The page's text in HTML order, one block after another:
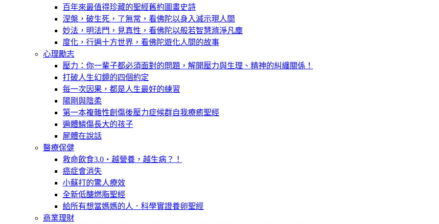
百年來最值得珍藏的聖經舊約圖畫史詩
涅槃，破生死，了無常，看佛陀以身入滅示現人間
妙法，明法門，見真性，看佛陀以般若智慧滌淨凡塵
度化，行遍十方世界，看佛陀遊化人間的故事
心理勵志
壓力：你一輩子都必須面對的問題，解開壓力與生理、精神的糾纏關係！
打破人生幻鏡的四個約定
每一次因果，都是人生最好的練習
陽剛與陰柔
第一本複雜性創傷後壓力症候群自我療癒聖經
遍體鱗傷長大的孩子
屍體在說話
醫療保健
救命飲食3.0‧越營養，越生病？！
癌症會消失
小蘇打的驚人療效
全新低醣燃脂聖經
給所有想當媽媽的人．科學實證養卵聖經
商業理財